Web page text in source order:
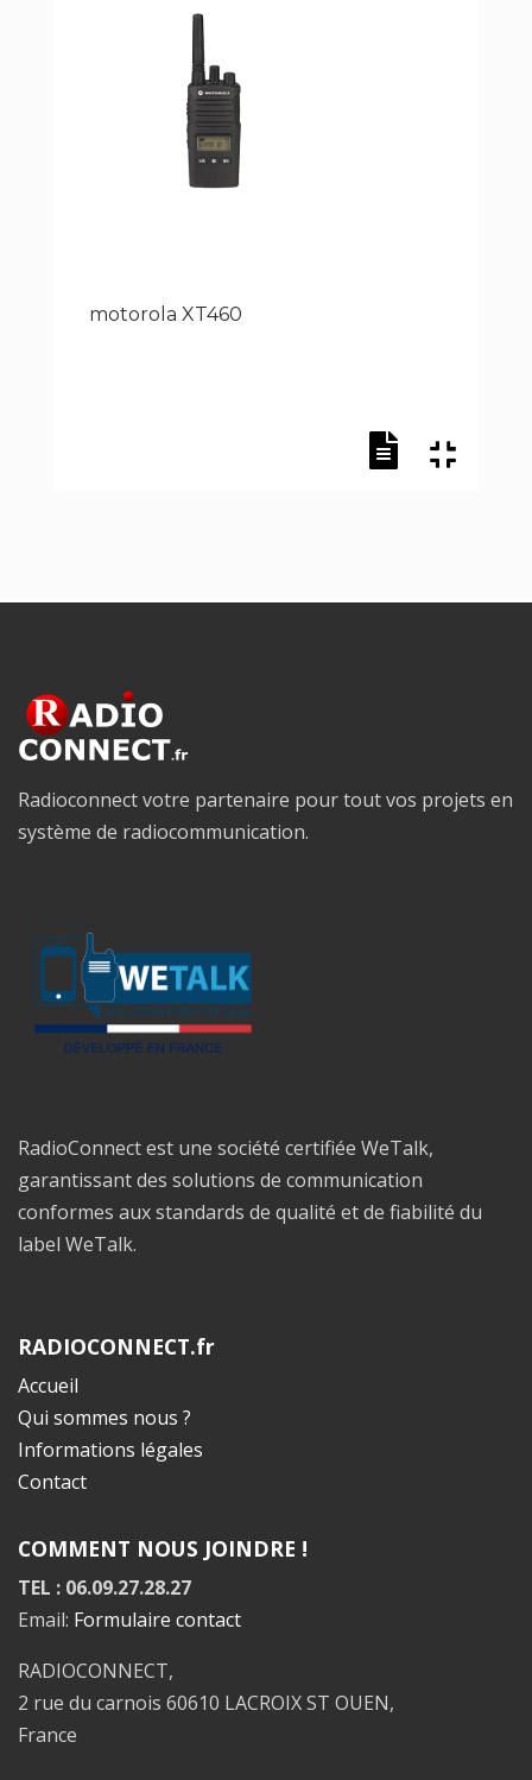
motorola XT460
Radioconnect votre partenaire pour tout vos projets en
système de radiocommunication.
RadioConnect est une société certifiée WeTalk,
garantissant des solutions de communication
conformes aux standards de qualité et de fiabilité du
label WeTalk.
RADIOCONNECT.fr
Accueil
Qui sommes nous ?
Informations légales
Contact
COMMENT NOUS JOINDRE !
TEL : 06.09.27.28.27
Email: Formulaire contact
RADIOCONNECT,
2 rue du carnois 60610 LACROIX ST OUEN,
France